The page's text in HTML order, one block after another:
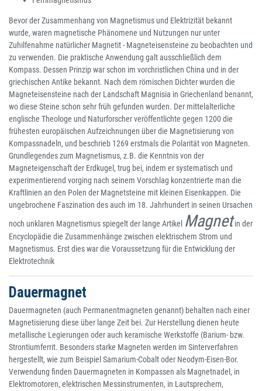
Bevor der Zusammenhang von Magnetismus und Elektrizität bekannt
wurde, waren magnetische Phänomene und Nutzungen nur unter
Zuhilfenahme natürlicher Magnetit - Magneteisensteine zu beobachten und
zu verwenden. Die praktische Anwendung galt ausschließlich dem
Kompass. Dessen Prinzip war schon im vorchristlichen China und in der
griechischen Antike bekannt. Nach dem römischen Dichter wurden die
Magneteisensteine nach der Landschaft Magnisia in Griechenland benannt,
wo diese Steine schon sehr früh gefunden wurden. Der mittelalterliche
englische Theologe und Naturforscher veröffentlichte gegen 1200 die
frühesten europäischen Aufzeichnungen über die Magnetisierung von
Kompassnadeln, und beschrieb 1269 erstmals die Polarität von Magneten.
Grundlegendes zum Magnetismus, z.B. die Kenntnis von der
Magneteigenschaft der Erdkugel, trug bei, indem er systematisch und
experimentierend vorging nach seinem Vorschlag konzentrierte man die
Kraftlinien an den Polen der Magnetsteine mit kleinen Eisenkappen. Die
ungebrochene Faszination des auch im 18. Jahrhundert in seinen Ursachen
noch unklaren Magnetismus spiegelt der lange Artikel Magnet in der
Encyclopädie die Zusammenhänge zwischen elektrischem Strom und
Magnetismus. Erst dies war die Voraussetzung für die Entwicklung der
Elektrotechnik
Dauermagnet
Dauermagneten (auch Permanentmagneten genannt) behalten nach einer
Magnetisierung diese über lange Zeit bei. Zur Herstellung dienen heute
metallische Legierungen oder auch keramische Werkstoffe (Barium- bzw.
Strontiumferrit. Besonders starke Magneten werden im Sinterverfahren
hergestellt, wie zum Beispiel Samarium-Cobalt oder Neodym-Eisen-Bor.
Verwendung finden Dauermagneten in Kompassen als Magnetnadel, in
Elektromotoren, elektrischen Messinstrumenten, in Lautsprechern,